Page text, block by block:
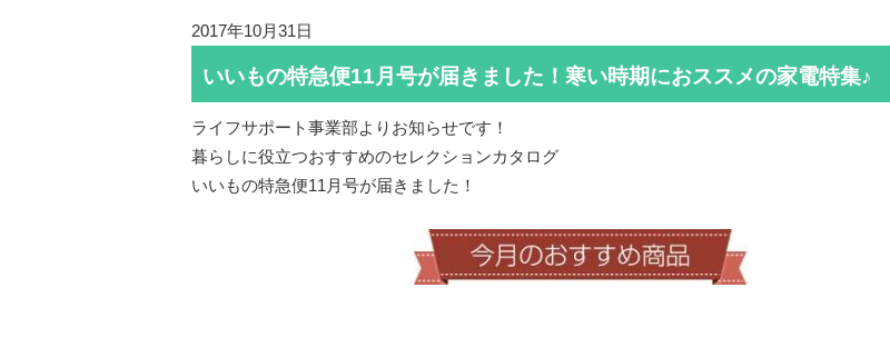
2017年10月31日
いいもの特急便11月号が届きました！寒い時期におススメの家電特集♪
ライフサポート事業部よりお知らせです！
暮らしに役立つおすすめのセレクションカタログ
いいもの特急便11月号が届きました！